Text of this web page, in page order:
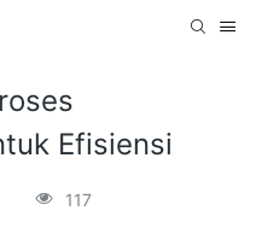
Efisiensi
117